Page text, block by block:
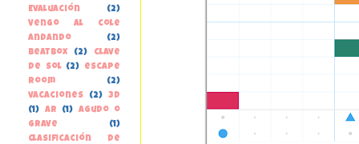
Evaluación
(2)
Vengo al cole
andando
(2)
beatbox
(2)
clave
de sol (2)
escape
room
(2)
vacaciones
(2)
3D
(1)
AR (1)
Agudo o
grave
(1)
Clasificación de